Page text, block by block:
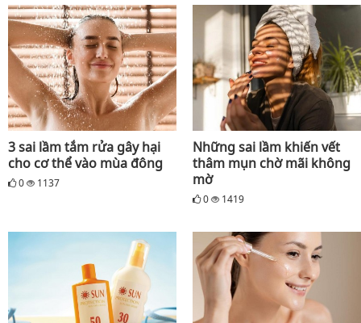
3 sai lầm tắm rửa gây hại
cho cơ thể vào mùa đông
0 1137
Những sai lầm khiến vết
thâm mụn chờ mãi không
mờ
0 1419